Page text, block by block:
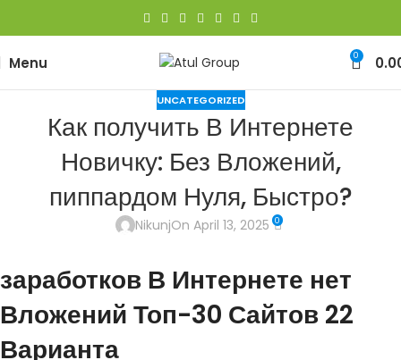
Menu 0
UNCATEGORIZED
Как получить В Интернете
Новичку: Без Вложений,
пиппардом Нуля, Быстро?
NikunjOn April 13, 2025 0
заработков В Интернете нет
Вложений Топ-30 Сайтов 22
Варианта